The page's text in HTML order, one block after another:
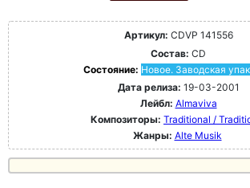
Артикул: CDVP 141556
Состав: CD
Состояние: Новое. Заводская
Дата релиза: 19-03-2001
Лейбл: Almaviva
Композиторы: Traditional /
Жанры: Alte Musik